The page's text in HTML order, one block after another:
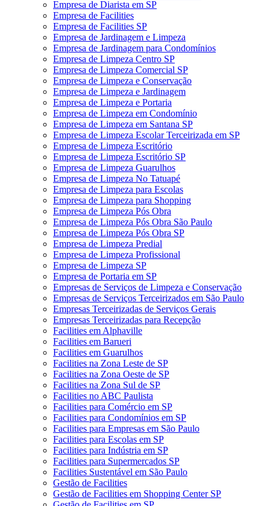
Empresa de Diarista em SP
Empresa de Facilities
Empresa de Facilities SP
Empresa de Jardinagem e Limpeza
Empresa de Jardinagem para Condomínios
Empresa de Limpeza Centro SP
Empresa de Limpeza Comercial SP
Empresa de Limpeza e Conservação
Empresa de Limpeza e Jardinagem
Empresa de Limpeza e Portaria
Empresa de Limpeza em Condomínio
Empresa de Limpeza em Santana SP
Empresa de Limpeza Escolar Terceirizada em SP
Empresa de Limpeza Escritório
Empresa de Limpeza Escritório SP
Empresa de Limpeza Guarulhos
Empresa de Limpeza No Tatuapé
Empresa de Limpeza para Escolas
Empresa de Limpeza para Shopping
Empresa de Limpeza Pós Obra
Empresa de Limpeza Pós Obra São Paulo
Empresa de Limpeza Pós Obra SP
Empresa de Limpeza Predial
Empresa de Limpeza Profissional
Empresa de Limpeza SP
Empresa de Portaria em SP
Empresas de Serviços de Limpeza e Conservação
Empresas de Serviços Terceirizados em São Paulo
Empresas Terceirizadas de Serviços Gerais
Empresas Terceirizadas para Recepção
Facilities em Alphaville
Facilities em Barueri
Facilities em Guarulhos
Facilities na Zona Leste de SP
Facilities na Zona Oeste de SP
Facilities na Zona Sul de SP
Facilities no ABC Paulista
Facilities para Comércio em SP
Facilities para Condomínios em SP
Facilities para Empresas em São Paulo
Facilities para Escolas em SP
Facilities para Indústria em SP
Facilities para Supermercados SP
Facilities Sustentável em São Paulo
Gestão de Facilities
Gestão de Facilities em Shopping Center SP